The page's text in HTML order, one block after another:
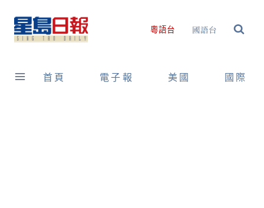
content
粵語台 國語台
首頁 電子報 美國 國際